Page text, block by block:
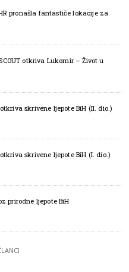
pronašla fantastiče lokacije za
SCOUT otkriva Lukomir – Život u
skrivene ljepote BiH (II. dio.)
skrivene ljepote BiH (I. dio.)
prirodne ljepote BiH